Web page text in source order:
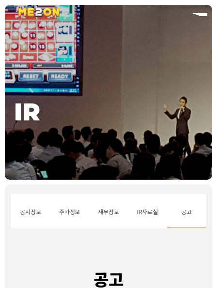
홈
IR
공시정보 주가정보 재무정보 IR자료실 공고
공고